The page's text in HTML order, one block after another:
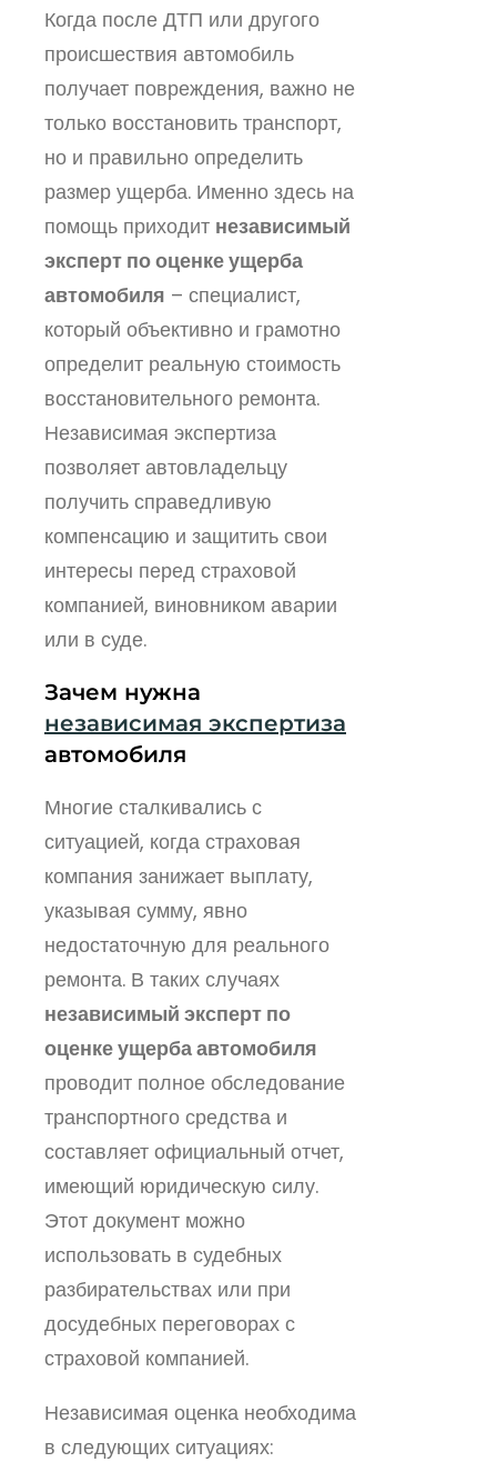
Когда после ДТП или другого
происшествия автомобиль
получает повреждения, важно не
только восстановить транспорт,
но и правильно определить
размер ущерба. Именно здесь на
помощь приходит независимый
эксперт по оценке ущерба
автомобиля – специалист,
который объективно и грамотно
определит реальную стоимость
восстановительного ремонта.
Независимая экспертиза
позволяет автовладельцу
получить справедливую
компенсацию и защитить свои
интересы перед страховой
компанией, виновником аварии
или в суде.
Зачем нужна
независимая экспертиза
автомобиля
Многие сталкивались с
ситуацией, когда страховая
компания занижает выплату,
указывая сумму, явно
недостаточную для реального
ремонта. В таких случаях
независимый эксперт по
оценке ущерба автомобиля
проводит полное обследование
транспортного средства и
составляет официальный отчет,
имеющий юридическую силу.
Этот документ можно
использовать в судебных
разбирательствах или при
досудебных переговорах с
страховой компанией.
Независимая оценка необходима
в следующих ситуациях: